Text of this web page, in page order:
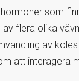
som
flera olika
av
att interagera